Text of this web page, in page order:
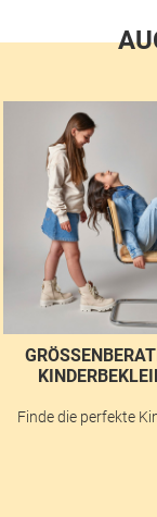
Finde die perfekte